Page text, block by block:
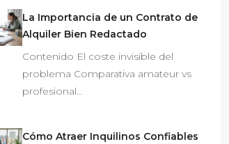
La Importancia de un Contrato de
Alquiler Bien Redactado
Contenido El coste invisible del
problema Comparativa amateur vs
profesional…
Cómo Atraer Inquilinos Confiables